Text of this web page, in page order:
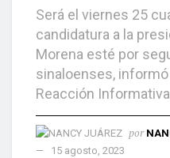
Será el viernes 25
candidatura a la
Morena esté por
sinaloenses,
Reacción Informativa
por
15 agosto, 2023